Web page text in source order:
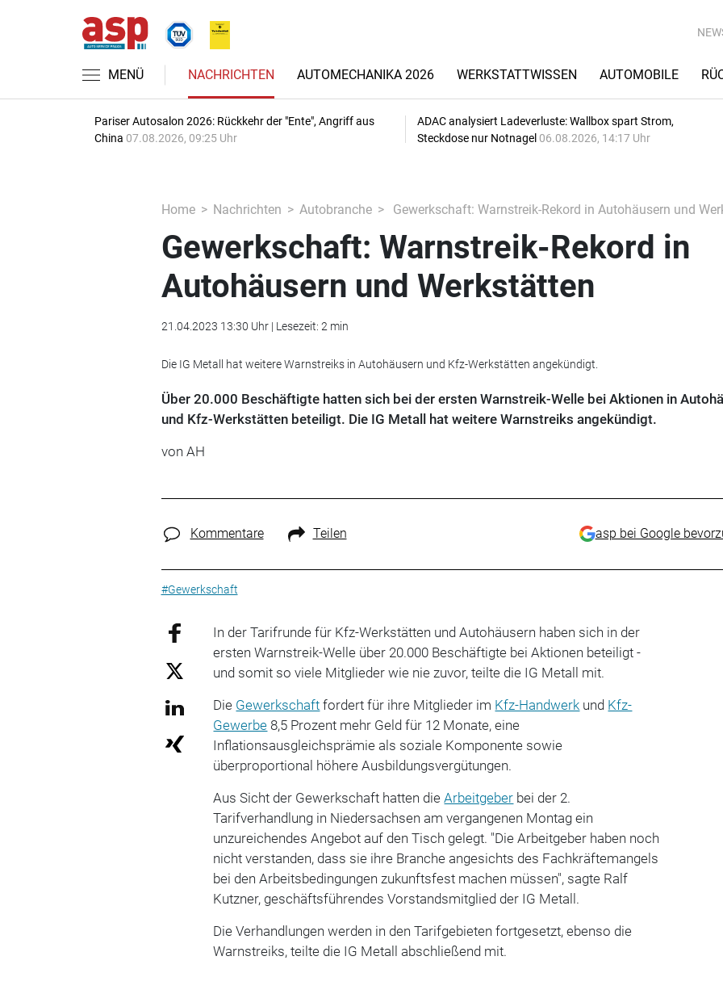
MENÜ NACHRICHTEN AUTOMECHANIKA 2026 WERKSTATTWISSEN AUTOMOBILE
Pariser Autosalon 2026: Rückkehr der "Ente", Angriff aus
China 07.08.2026, 09:25 Uhr
ADAC analysiert Ladeverluste: Wallbox spart Strom,
Steckdose nur Notnagel 06.08.2026, 14:17 Uhr
Home Nachrichten Autobranche Gewerkschaft: Warnstreik-Rekord in Autohäusern und
Gewerkschaft: Warnstreik-Rekord in
Autohäusern und Werkstätten
21.04.2023 13:30 Uhr | Lesezeit: 2 min
Die IG Metall hat weitere Warnstreiks in Autohäusern und Kfz-Werkstätten angekündigt.
Über 20.000 Beschäftigte hatten sich bei der ersten Warnstreik-Welle bei Aktionen in
und Kfz-Werkstätten beteiligt. Die IG Metall hat weitere Warnstreiks angekündigt.
von AH
Kommentare Teilen asp bei Google
#Gewerkschaft
In der Tarifrunde für Kfz-Werkstätten und Autohäusern haben sich in der
ersten Warnstreik-Welle über 20.000 Beschäftigte bei Aktionen beteiligt -
und somit so viele Mitglieder wie nie zuvor, teilte die IG Metall mit.
Die Gewerkschaft fordert für ihre Mitglieder im Kfz-Handwerk und Kfz-
Gewerbe 8,5 Prozent mehr Geld für 12 Monate, eine
Inflationsausgleichsprämie als soziale Komponente sowie
überproportional höhere Ausbildungsvergütungen.
Aus Sicht der Gewerkschaft hatten dieArbeitgeber bei der 2.
Tarifverhandlung in Niedersachsen am vergangenen Montag ein
unzureichendes Angebot auf den Tisch gelegt. "Die Arbeitgeber haben noch
nicht verstanden, dass sie ihre Branche angesichts des Fachkräftemangels
bei den Arbeitsbedingungen zukunftsfest machen müssen", sagte Ralf
Kutzner, geschäftsführendes Vorstandsmitglied der IG Metall.
Die Verhandlungen werden in den Tarifgebieten fortgesetzt, ebenso die
Warnstreiks, teilte die IG Metall abschließend mit.